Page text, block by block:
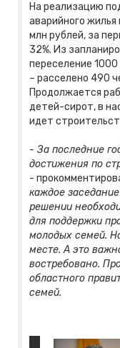
На реализацию
аварийного
млн рублей, за
32%. Из
переселение 1000
– расселено 490
Продолжается
детей-сирот, в
идет
- За последние
достижения по
-
каждое
решении
для поддержки
молодых семей.
месте. А это
востребовано.
областного
семей.